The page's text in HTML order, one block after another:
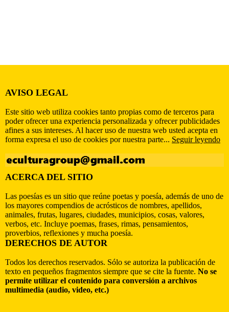
AVISO LEGAL
Este sitio web utiliza cookies tanto propias como de terceros para
poder ofrecer una experiencia personalizada y ofrecer publicidades
afines a sus intereses. Al hacer uso de nuestra web usted acepta en
forma expresa el uso de cookies por nuestra parte... Seguir leyendo
ACERCA DEL SITIO
Las poesías es un sitio que reúne poetas y poesía, además de uno de
los mayores compendios de acrósticos de nombres, apellidos,
animales, frutas, lugares, ciudades, municipios, cosas, valores,
verbos, etc. Incluye poemas, frases, rimas, pensamientos,
proverbios, reflexiones y mucha poesía.
DERECHOS DE AUTOR
Todos los derechos reservados. Sólo se autoriza la publicación de
texto en pequeños fragmentos siempre que se cite la fuente. No se
permite utilizar el contenido para conversión a archivos
multimedia (audio, video, etc.)